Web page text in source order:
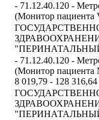
- 71.12.40.120 -
(Монитор пациента
- 71.12.40.120 -
(Монитор пациента
8 019,79 - 128 316,64